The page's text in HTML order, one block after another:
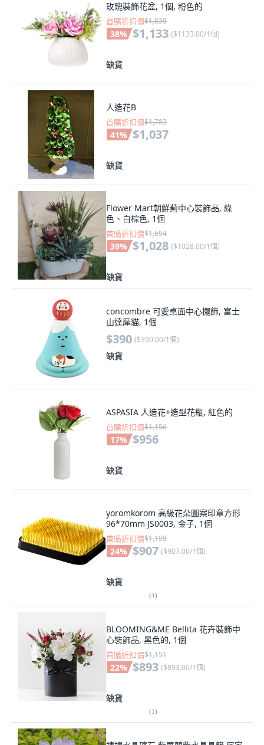
玫瑰裝飾花盆, 1個, 粉色的
首購折扣價$1,839
38% $1,133 ($1133.00/1個)
缺貨
人造花B
首購折扣價$1,783
41% $1,037
缺貨
Flower Mart朝鮮薊中心裝飾品, 綠
色、白棕色, 1個
首購折扣價$1,694
39% $1,028 ($1028.00/1個)
缺貨
concombre 可愛桌面中心擺飾, 富士
山達摩貓, 1個
$390 ($390.00/1個)
缺貨
ASPASIA 人造花+造型花瓶, 紅色的
首購折扣價$1,156
17% $956
缺貨
yoromkorom 高級花朵圖案印章方形
96*70mm JS0003, 金子, 1個
首購折扣價$1,198
24% $907 ($907.00/1個)
缺貨
(4)
BLOOMING&ME Bellita 花卉裝飾中
心裝飾品, 黑色的, 1個
首購折扣價$1,151
22% $893 ($893.00/1個)
缺貨
(1)